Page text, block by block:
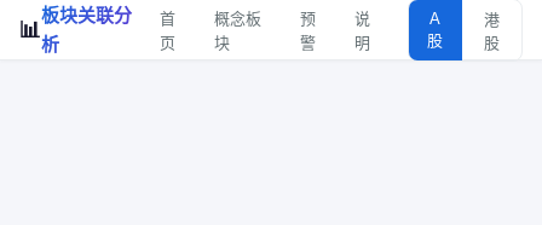
📊
板块关联分
析
首
页
概念板
块
预
警
说
明
A
股
港
股